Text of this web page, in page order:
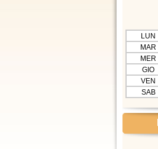
LUN
MAR
MER
GIO
VEN
SAB